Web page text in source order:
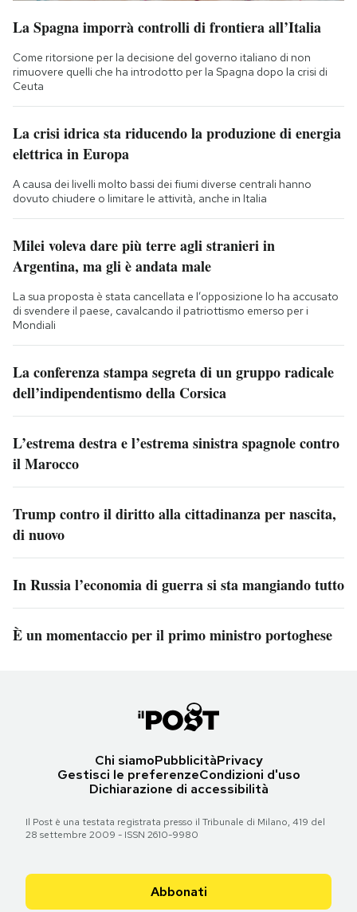
La Spagna imporrà controlli di frontiera all’Italia
Come ritorsione per la decisione del governo italiano di non
rimuovere quelli che ha introdotto per la Spagna dopo la crisi di
Ceuta
La crisi idrica sta riducendo la produzione di energia
elettrica in Europa
A causa dei livelli molto bassi dei fiumi diverse centrali hanno
dovuto chiudere o limitare le attività, anche in Italia
Milei voleva dare più terre agli stranieri in
Argentina, ma gli è andata male
La sua proposta è stata cancellata e l’opposizione lo ha accusato
di svendere il paese, cavalcando il patriottismo emerso per i
Mondiali
La conferenza stampa segreta di un gruppo radicale
dell’indipendentismo della Corsica
L’estrema destra e l’estrema sinistra spagnole contro
il Marocco
Trump contro il diritto alla cittadinanza per nascita,
di nuovo
In Russia l’economia di guerra si sta mangiando tutto
È un momentaccio per il primo ministro portoghese
Chi siamoPubblicitàPrivacy
Gestisci le preferenzeCondizioni d'uso
Dichiarazione di accessibilità
Il Post è una testata registrata presso il Tribunale di Milano, 419 del
28 settembre 2009 - ISSN 2610-9980
Abbonati